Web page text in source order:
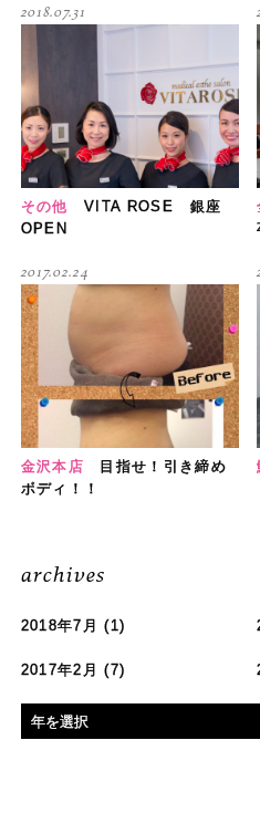
その他
VITA ROSE 銀座
OPEN
2018.07.31
金沢本店
目指せ！引き締め
ボディ！！
2017.02.24
archives
2018年7月 (1)
2017年2月 (7)